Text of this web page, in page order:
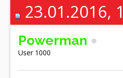
23.01.2016,
Powerman
User 1000